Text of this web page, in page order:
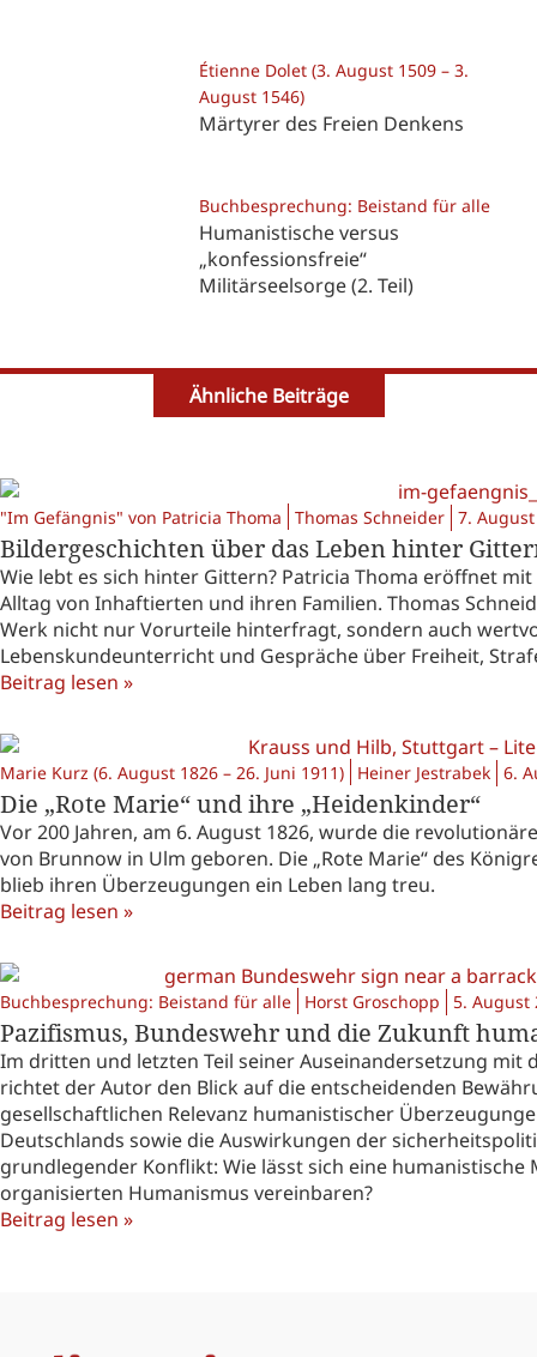
Étienne Dolet (3. August 1509 – 3.
August 1546)
Märtyrer des Freien Denkens
Buchbesprechung: Beistand für alle
Humanistische versus
„konfessionsfreie“
Militärseelsorge (2. Teil)
Ähnliche Beiträge
"Im Gefängnis" von Patricia Thoma Thomas Schneider 7.
Bildergeschichten über das Leben hinter
Wie lebt es sich hinter Gittern? Patricia Thoma eröffnet
Alltag von Inhaftierten und ihren Familien. Thomas
Werk nicht nur Vorurteile hinterfragt, sondern auch
Lebenskundeunterricht und Gespräche über Freiheit,
Beitrag lesen »
Marie Kurz (6. August 1826 – 26. Juni 1911) Heiner Jestrabek 6.
Die „Rote Marie“ und ihre „Heidenkinder“
Vor 200 Jahren, am 6. August 1826, wurde die
von Brunnow in Ulm geboren. Die „Rote Marie“ des
blieb ihren Überzeugungen ein Leben lang treu.
Beitrag lesen »
Buchbesprechung: Beistand für alle Horst Groschopp 5. August
Pazifismus, Bundeswehr und die Zukunft
Im dritten und letzten Teil seiner Auseinandersetzung
richtet der Autor den Blick auf die entscheidenden
gesellschaftlichen Relevanz humanistischer
Deutschlands sowie die Auswirkungen der
grundlegender Konflikt: Wie lässt sich eine
organisierten Humanismus vereinbaren?
Beitrag lesen »